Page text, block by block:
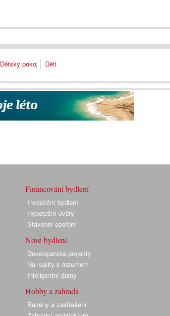
Dětský pokoj Děti
Financování bydlení
Investiční bydlení
Hypoteční úvěry
Stavební spoření
Nové bydlení
Developerské projekty
Na reality s rozumem
Inteligentní domy
Hobby a zahrada
Bazény a zastřešení